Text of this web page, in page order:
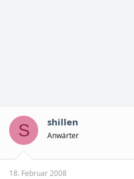
S shillen
Anwärter
18. Februar 2008